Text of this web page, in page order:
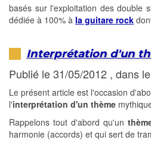
basés sur l'exploitation des double
dédiée à 100% à la guitare rock
Interprétation d'un
Publié le 31/05/2012 , dans
Le présent article est l'occasion
l'interprétation d'un thème
Rappelons tout d'abord qu'un
harmonie (accords) et qui sert de